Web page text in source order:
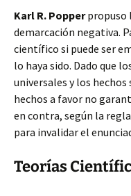
Karl R. Popperpropuso
demarcación negativa.
científico si puede ser
lo haya sido. Dado que
universales y los
hechos a favor no
en contra, según la
para invalidar el
Teorías